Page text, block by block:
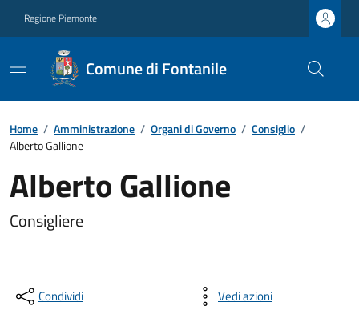
Regione Piemonte
Comune di Fontanile
Home / Amministrazione / Organi di Governo / Consiglio /
Alberto Gallione
Alberto Gallione
Consigliere
Condividi Vedi azioni